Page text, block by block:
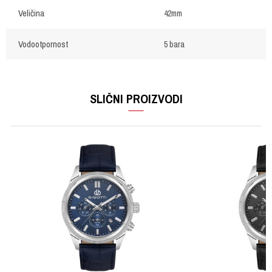
Veličina 42mm
Vodootpornost 5 bara
SLIČNI PROIZVODI